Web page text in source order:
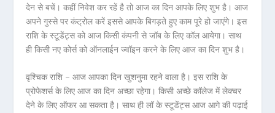
देन से बचें। कहीं निवेश कर रहें है तो आज का दिन आपके लिए शुभ है। आज
अपने गुस्से पर कंट्रोल करें इससे आपके बिगड़ते हुए काम पूरे हो जाएंगे। इस
राशि के स्टूडेंट्स को आज किसी कंपनी से जॉब के लिए कॉल आयेगा। साथ
ही किसी नए कोर्स को ऑनलाईन ज्वॉइन करने के लिए आज का दिन शुभ है।
वृश्चिक राशि – आज आपका दिन खुशनुमा रहने वाला है। इस राशि के
प्रोफेशर्स के लिए आज का दिन अच्छा रहेगा। किसी अच्छे कॉलेज में लेक्चर
देने के लिए ऑफर आ सकता है। साथ ही लॉ के स्टूडेंट्स आज आगे की पढ़ाई